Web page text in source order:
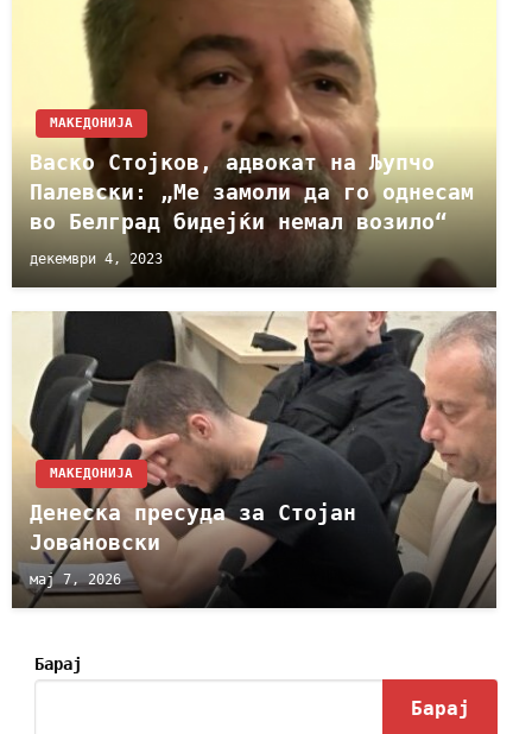
МАКЕДОНИЈА
Васко Стојков, адвокат на Љупчо
Палевски: „Ме замоли да го однесам
во Белград бидејќи немал возило“
декември 4, 2023
МАКЕДОНИЈА
Денеска пресуда за Стојан
Јовановски
мај 7, 2026
Барај
Барај